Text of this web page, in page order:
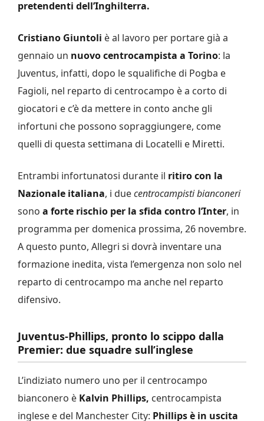
pretendenti dell’Inghilterra.
Cristiano Giuntoli è al lavoro per portare già a
gennaio un nuovo centrocampista a Torino: la
Juventus, infatti, dopo le squalifiche di Pogba e
Fagioli, nel reparto di centrocampo è a corto di
giocatori e c’è da mettere in conto anche gli
infortuni che possono sopraggiungere, come
quelli di questa settimana di Locatelli e Miretti.
Entrambi infortunatosi durante il ritiro con la
Nazionale italiana, i duecentrocampisti bianconeri
sono a forte rischio per la sfida contro l’Inter, in
programma per domenica prossima, 26 novembre.
A questo punto, Allegri si dovrà inventare una
formazione inedita, vista l’emergenza non solo nel
reparto di centrocampo ma anche nel reparto
difensivo.
Juventus-Phillips, pronto lo scippo dalla
Premier: due squadre sull’inglese
L’indiziato numero uno per il centrocampo
bianconero è Kalvin Phillips, centrocampista
inglese e del Manchester City: Phillips è in uscita